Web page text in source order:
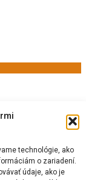
technológie, ako
o zariadení.
údaje, ako je